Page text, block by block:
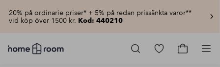
20% på ordinarie priser* + 5% på redan prissänkta varor**
vid köp över 1500 kr. Kod: 440210
Homeroom
–
Gå
Gå